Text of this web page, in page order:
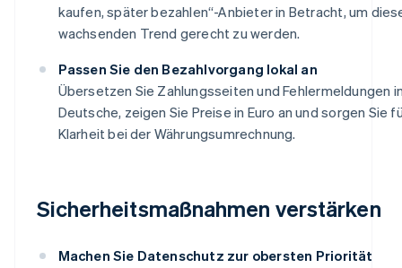
kaufen, später bezahlen“-Anbieter in Betracht, um
wachsenden Trend gerecht zu werden.
Passen Sie den Bezahlvorgang lokal an
Übersetzen Sie Zahlungsseiten und Fehlermeldungen
Deutsche, zeigen Sie Preise in Euro an und sorgen Sie
Klarheit bei der Währungsumrechnung.
Sicherheitsmaßnahmen verstärken
Machen Sie Datenschutz zur obersten Priorität